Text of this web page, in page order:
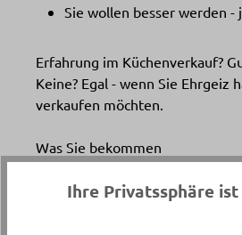
Sie wollen besser werden -
Erfahrung im Küchenverkauf?
Keine? Egal - wenn Sie Ehrgeiz
verkaufen möchten.
Was Sie bekommen
über Ihren Verdienst
Ihre Privatssphäre